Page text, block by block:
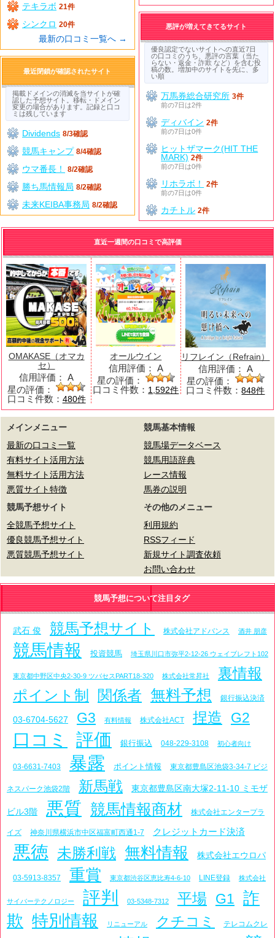
テキラボ 21件
シンクロ 20件
最新の口コミ一覧へ →
悪評が増えてきてるサイト
優良認定でないサイトへの直近7日
の口コミのうち、悪評の言葉（当た
らない・返金・詐欺 など）を含む投
稿の数。増加中のサイトを先に、多
い順
万馬券総合研究所 3件
前の7日は2件
ディバイン 2件
前の7日は0件
ヒットザマーク(HIT THE
MARK) 2件
前の7日は0件
リホラボ！
2件
前の7日は0件
カチトル 2件
最近閉鎖が確認されたサイト
掲載ドメインの消滅を当サイトが確
認した予想サイト。移転・ドメイン
変更の場合があります。記録と口コ
ミは残しています
Dividends 8/3確認
競馬キャンプ 8/4確認
ウマ番長！ 8/2確認
勝ち馬情報局 8/2確認
未来KEIBA事務局 8/2確認
直近一週間の口コミで高評価
OMAKASE（オマカ
セ）
信用評価： A
星の評価：
口コミ件数： 480件
オールウイン
信用評価： A
星の評価：
口コミ件数： 1,592件
リフレイン（Refrain）
信用評価： A
星の評価：
口コミ件数：848件
メインメニュー
最新の口コミ一覧
有料サイト活用方法
無料サイト活用方法
悪質サイト特徴
競馬基本情報
競馬場データベース
競馬用語辞典
レース情報
馬券の説明
競馬予想サイト
全競馬予想サイト
優良競馬予想サイト
悪質競馬予想サイト
その他のメニュー
利用規約
RSSフィード
新規サイト調査依頼
お問い合わせ
競馬予想について注目タグ
武石 俊 競馬予想サイト 株式会社アドバンス 酒井 朋彦
競馬情報 投資競馬 埼玉県川口市弥平2-12-26 ウェイブレフト102
東京都中野区中央2-30-9 ツバセスPART18-320 株式会社常昇社
裏情報
ポイント制
関係者 無料予想 銀行振込決済
03-6704-5627 G3 有料情報 株式会社ACT 捏造 G2
口コミ 評価 銀行振込 048-229-3108 初心者向け
03-6631-7403 暴露 ポイント情報 東京都豊島区池袋3-34-7 ビジ
ネスパーク池袋2階 新馬戦 東京都豊島区南大塚2-11-10 ミモザ
ビル3階 悪質 競馬情報商材 株式会社エンタープラ
イズ 神奈川県横浜市中区福富町西通1-7 クレジットカード決済
悪徳 未勝利戦 無料情報 株式会社エウロパ
03-5913-8357 重賞 東京都渋谷区恵比寿4-6-10 LINE登録 株式会社
サイバーテクノロジー 評判 03-5348-7312 平場 G1 詐
欺 特別情報 リニューアル クチコミ テレコムクレ